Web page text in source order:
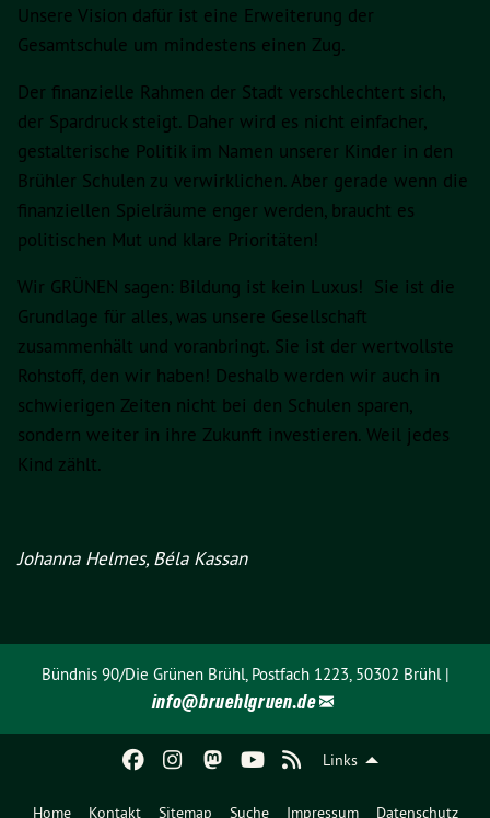
Links
Home Kontakt Sitemap Suche Impressum Datenschutz
Unsere Vision dafür ist eine Erweiterung der
Gesamtschule um mindestens einen Zug.
Der finanzielle Rahmen der Stadt verschlechtert sich,
der Spardruck steigt. Daher wird es nicht einfacher,
gestalterische Politik im Namen unserer Kinder in den
Brühler Schulen zu verwirklichen. Aber gerade wenn die
finanziellen Spielräume enger werden, braucht es
politischen Mut und klare Prioritäten!
Wir GRÜNEN sagen: Bildung ist kein Luxus! Sie ist die
Grundlage für alles, was unsere Gesellschaft
zusammenhält und voranbringt. Sie ist der wertvollste
Rohstoff, den wir haben! Deshalb werden wir auch in
schwierigen Zeiten nicht bei den Schulen sparen,
sondern weiter in ihre Zukunft investieren. Weil jedes
Kind zählt.
Johanna Helmes, Béla Kassan
Bündnis 90/Die Grünen Brühl, Postfach 1223, 50302 Brühl |
info@bruehlgruen.de